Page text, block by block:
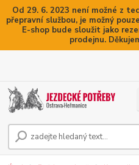
Od 29. 6. 2023 není možné z
přepravní službou, je možný
E-shop bude sloužit jako
prodejnu.